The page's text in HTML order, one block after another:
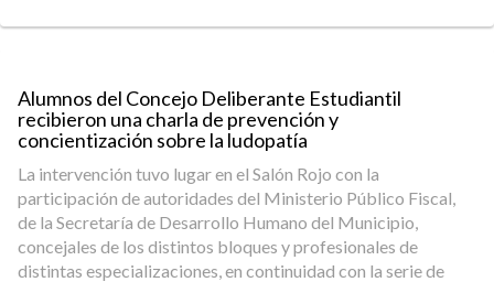
Alumnos del Concejo Deliberante Estudiantil
recibieron una charla de prevención y
concientización sobre la ludopatía
La intervención tuvo lugar en el Salón Rojo con la
participación de autoridades del Ministerio Público Fiscal,
de la Secretaría de Desarrollo Humano del Municipio,
concejales de los distintos bloques y profesionales de
distintas especializaciones, en continuidad con la serie de